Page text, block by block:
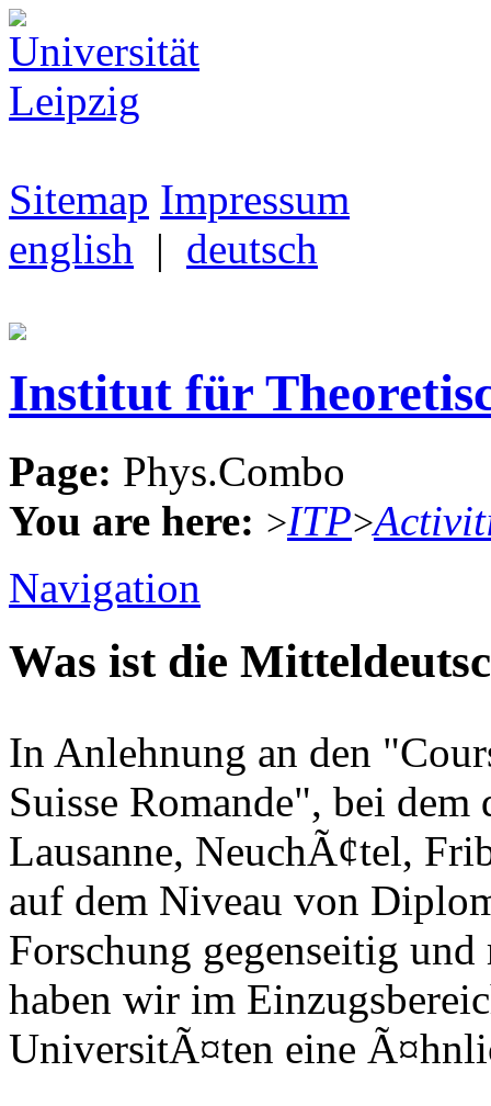
Sitemap Impressum
english | deutsch
Institut für
Page: Phys.Combo
You are here: >ITP>
Navigation
Was ist die
In Anlehnung an den
Suisse Romande", bei
Lausanne, NeuchÃ¢tel,
auf dem Niveau von
Forschung gegenseitig
haben wir im
UniversitÃ¤ten eine